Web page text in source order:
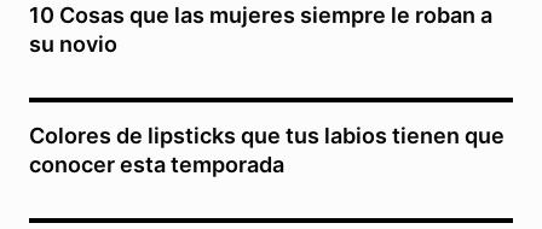
10 Cosas que las mujeres siempre le roban a
su novio
Colores de lipsticks que tus labios tienen que
conocer esta temporada